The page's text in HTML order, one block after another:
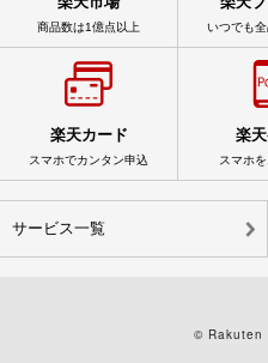
商品数は1億点以上 いつでも
楽天カード
スマホでカンタン申込
楽
スマホ
サービス一覧
© Rakuten